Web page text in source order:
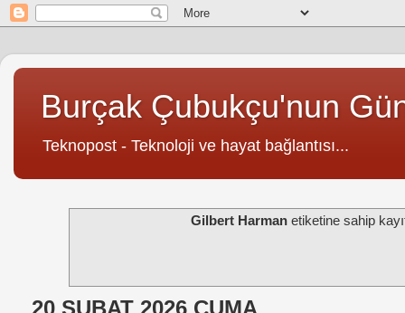
Burçak Çubukçu'nun
Teknopost - Teknoloji ve hayat bağlantısı...
Gilbert Harmanetiketine sahip
20 ŞUBAT 2026 CUMA